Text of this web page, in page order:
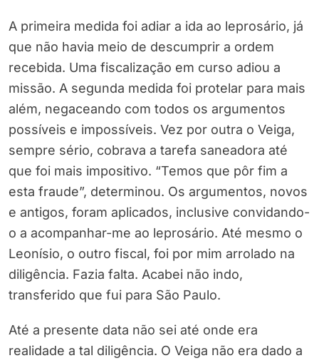
A primeira medida foi adiar a ida ao leprosário, já
que não havia meio de descumprir a ordem
recebida. Uma fiscalização em curso adiou a
missão. A segunda medida foi protelar para mais
além, negaceando com todos os argumentos
possíveis e impossíveis. Vez por outra o Veiga,
sempre sério, cobrava a tarefa saneadora até
que foi mais impositivo. “Temos que pôr fim a
esta fraude”, determinou. Os argumentos, novos
e antigos, foram aplicados, inclusive convidando-
o a acompanhar-me ao leprosário. Até mesmo o
Leonísio, o outro fiscal, foi por mim arrolado na
diligência. Fazia falta. Acabei não indo,
transferido que fui para São Paulo.
Até a presente data não sei até onde era
realidade a tal diligência. O Veiga não era dado a